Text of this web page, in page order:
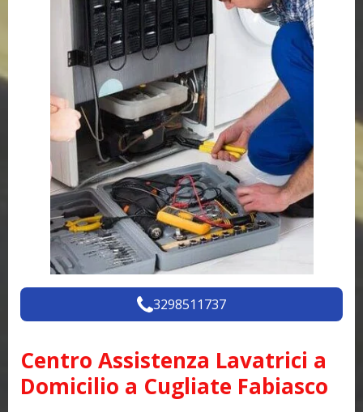
3298511737
Centro Assistenza Lavatrici a
Domicilio a Cugliate Fabiasco